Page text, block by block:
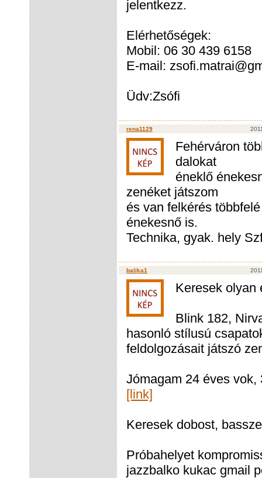
jelentkezz.
Elérhetőségek:
Mobil: 06 30 439 6158
E-mail:
Üdv:Zsófi
rena1129
Fehérváron
dalokat
éneklő
zenéket játszom
és van felkérés
énekesnő is.
Technika, gyak. hely
balika1
Keresek olyan
Blink 182,
hasonló stílusú
feldolgozásait játszó
Jómagam 24 éves
[link]
Keresek dobost,
Próbahelyet
jazzbalko kukac gmail